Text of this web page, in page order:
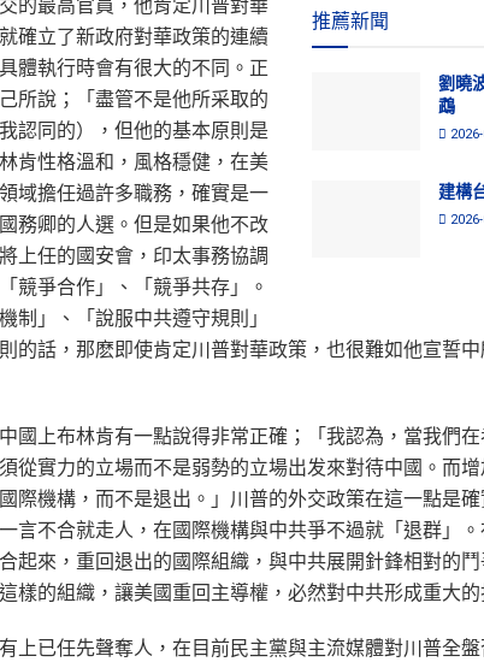
推薦新聞
劉曉
鵡
建構
的最高官員，他肯定川普對華
確立了新政府對華政策的連續
體執行時會有很大的不同。正
所說；「盡管不是他所采取的
認同的），但他的基本原則是
肯性格溫和，風格穩健，在美
域擔任過許多職務，確實是一
務卿的人選。但是如果他不改
上任的國安會，印太事務協調
競爭合作」、「競爭共存」。
制」、「說服中共遵守規則」
的話，那麽即使肯定川普對華政策，也很難如他宣誓
國上布林肯有一點說得非常正確；「我認為，當我們
從實力的立場而不是弱勢的立場出发來對待中國。而
際機構，而不是退出。」川普的外交政策在這一點是
言不合就走人，在國際機構與中共爭不過就「退群」
起來，重回退出的國際組織，與中共展開針鋒相對的
樣的組織，讓美國重回主導權，必然對中共形成重大的
上已任先聲奪人，在目前民主黨與主流媒體對川普全